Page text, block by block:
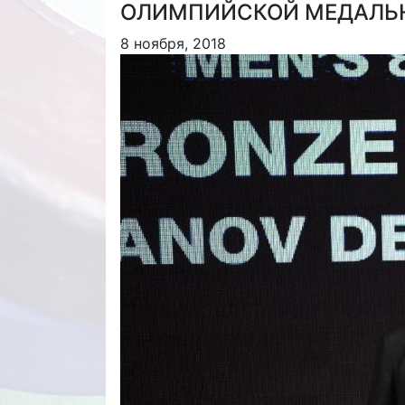
ОЛИМПИЙСКОЙ
8 ноября, 2018